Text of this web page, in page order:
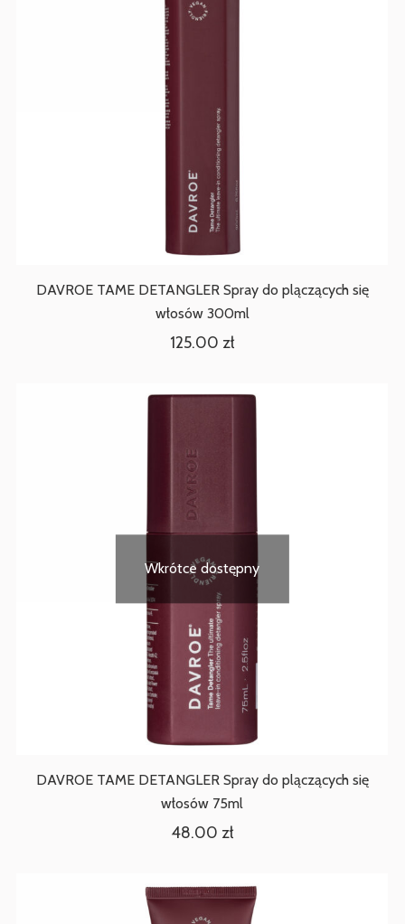
DAVROE TAME DETANGLER Spray do plączących się
włosów 300ml
125.00 zł
Wkrótce dostępny
DAVROE TAME DETANGLER Spray do plączących się
włosów 75ml
48.00 zł